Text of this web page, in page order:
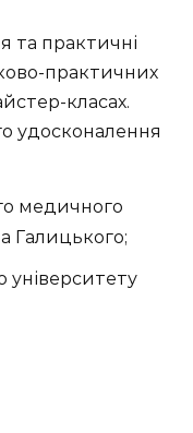
та практичні
практичних
класах.
удосконалення
медичного
Галицького;
університету